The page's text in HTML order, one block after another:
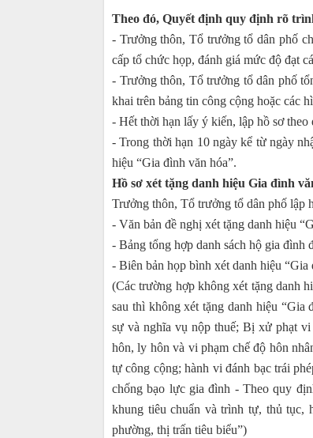
Theo đó, Quyết định quy định rõ
- Trưởng thôn, Tổ trưởng tổ dân phố
cấp tổ chức họp, đánh giá mức độ đạt
- Trưởng thôn, Tổ trưởng tổ dân phố
khai trên bảng tin công cộng hoặc các
- Hết thời hạn lấy ý kiến, lập hồ sơ
- Trong thời hạn 10 ngày kể từ ngày
hiệu “Gia đình văn hóa”.
Hồ sơ xét tặng danh hiệu Gia đình
Trưởng thôn, Tổ trưởng tổ dân phố lập
- Văn bản đề nghị xét tặng danh hiệu
- Bảng tổng hợp danh sách hộ gia đình
- Biên bản họp bình xét danh hiệu “Gia
(Các trường hợp không xét tặng danh
sau thì không xét tặng danh hiệu
sự và nghĩa vụ nộp thuế; Bị xử phạt
hôn, ly hôn và vi phạm chế độ hôn
tự công cộng; hành vi đánh bạc trái
chống bạo lực gia đình - Theo quy
khung tiêu chuẩn và trình tự, thủ tục,
phường, thị trấn tiêu biểu”)